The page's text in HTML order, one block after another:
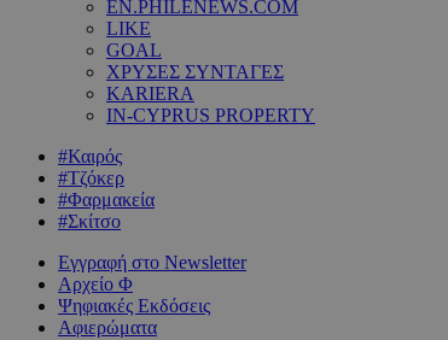
EN.PHILENEWS.COM
LIKE
GOAL
ΧΡΥΣΕΣ ΣΥΝΤΑΓΕΣ
KARIERA
IN-CYPRUS PROPERTY
#Καιρός
#Τζόκερ
#Φαρμακεία
#Σκίτσο
Εγγραφή στο Newsletter
Αρχείο Φ
Ψηφιακές Εκδόσεις
Αφιερώματα